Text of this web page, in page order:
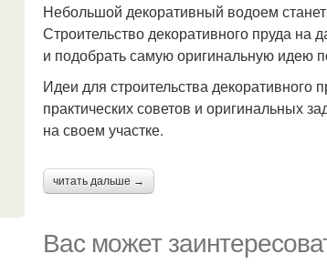
Небольшой декоративный водоем
Строительство декоративного пруда на
и подобрать самую оригинальную идею
Идеи для строительства
практических советов и оригинальных
на своем участке.
читать дальше →
Вас может